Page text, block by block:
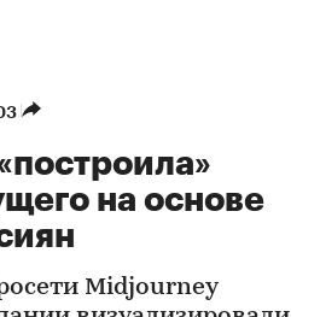
на основе
Midjourney